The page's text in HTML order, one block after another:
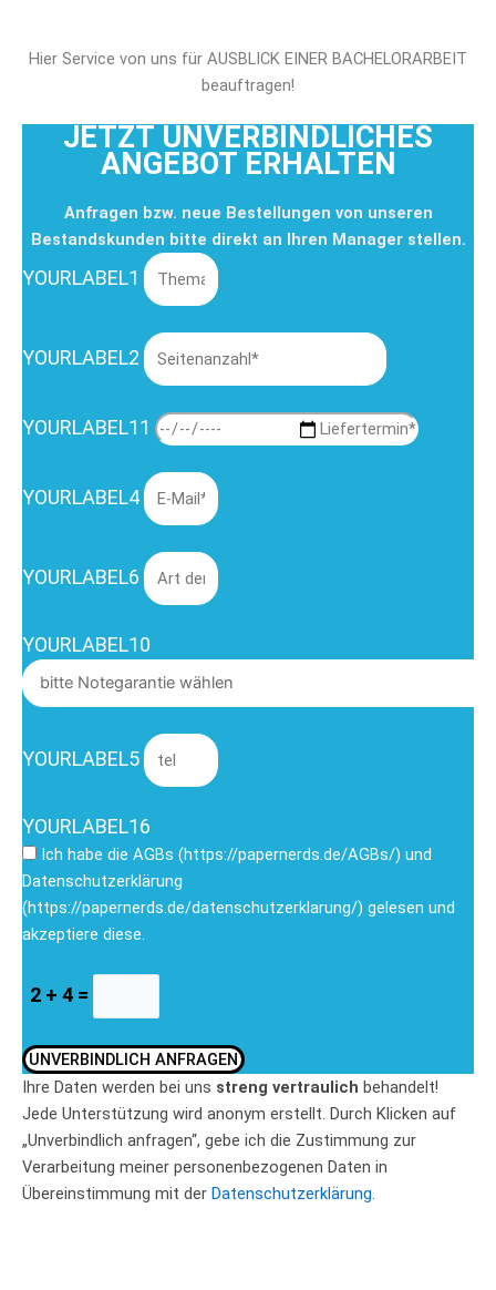
Hier Service von uns für AUSBLICK EINER BACHELORARBEIT
beauftragen!
JETZT UNVERBINDLICHES
ANGEBOT ERHALTEN
Anfragen bzw. neue Bestellungen von unseren
Bestandskunden bitte direkt an Ihren Manager stellen.
YOURLABEL1
YOURLABEL2
YOURLABEL11
YOURLABEL4
YOURLABEL6
YOURLABEL10
YOURLABEL5
YOURLABEL16
Ich habe die AGBs (https://papernerds.de/AGBs/) und
Datenschutzerklärung
(https://papernerds.de/datenschutzerklarung/) gelesen und
akzeptiere diese.
2 + 4 =
UNVERBINDLICH ANFRAGEN
Ihre Daten werden bei uns streng vertraulich behandelt!
Jede Unterstützung wird anonym erstellt. Durch Klicken auf
„Unverbindlich anfragen“, gebe ich die Zustimmung zur
Verarbeitung meiner personenbezogenen Daten in
Übereinstimmung mit der Datenschutzerklärung.